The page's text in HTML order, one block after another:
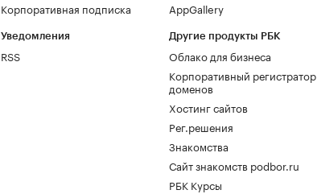
Корпоративная подписка
Уведомления
RSS
AppGallery
Другие продукты РБК
Облако для бизнеса
Корпоративный регистратор
доменов
Хостинг сайтов
Рег.решения
Знакомства
Сайт знакомств podbor.ru
РБК Курсы